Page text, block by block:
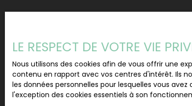
LE RESPECT DE VOTRE VIE
Nous utilisons des cookies afin de vous offrir une
contenu en rapport avec vos centres d'intérêt. Ils
les données personnelles pour lesquelles vous
l'exception des cookies essentiels à son